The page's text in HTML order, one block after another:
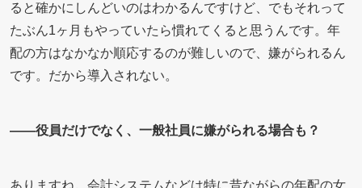
ると確かにしんどいのはわかるんですけど、でもそれって
たぶん1ヶ月もやっていたら慣れてくると思うんです。年
配の方はなかなか順応するのが難しいので、嫌がられるん
です。だから導入されない。
――役員だけでなく、一般社員に嫌がられる場合も？